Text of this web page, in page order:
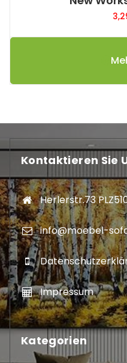
Kontaktieren Sie
Herlerstr.73
info@moebel-
Impressum
Kategorien